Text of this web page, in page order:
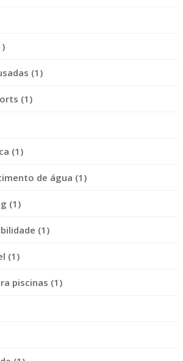
(1)
(1)
(1)
de água (1)
(1)
(1)
(1)
piscinas (1)